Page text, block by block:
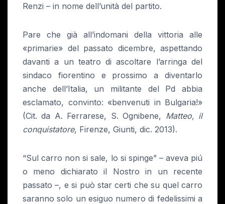
Renzi – in nome dell’unità del partito.
Pare che già all’indomani della vittoria alle
«primarie» del passato dicembre, aspettando
davanti a un teatro di ascoltare l’arringa del
sindaco fiorentino e prossimo a diventarlo
anche dell’Italia, un militante del Pd abbia
esclamato, convinto: «benvenuti in Bulgaria!»
(Cit. da A. Ferrarese, S. Ognibene, Matteo, il
conquistatore, Firenze, Giunti, dic. 2013).
“Sul carro non si sale, lo si spinge” – aveva piú
o meno dichiarato il Nostro in un recente
passato –, e si può star certi che su quel carro
saranno solo un esiguo numero di fedelissimi a